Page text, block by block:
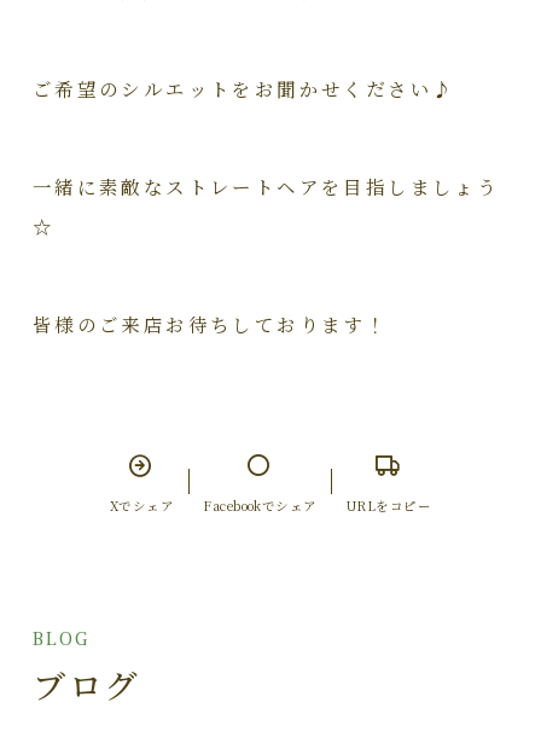
ご希望のシルエットをお聞かせください♪
一緒に素敵なストレートヘアを目指しましょう
☆
皆様のご来店お待ちしております！
Xでシェア Facebookでシェア URLをコピー
BLOG
ブログ